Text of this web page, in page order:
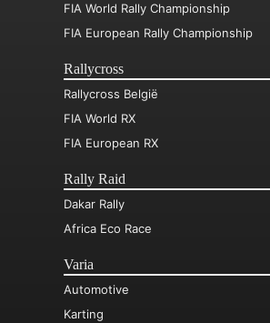
FIA World Rally Championship
FIA European Rally Championship
Rallycross
Rallycross België
FIA World RX
FIA European RX
Rally Raid
Dakar Rally
Africa Eco Race
Varia
Automotive
Karting